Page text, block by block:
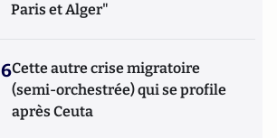
Paris et Alger"
6Cette autre crise migratoire
(semi-orchestrée) qui se profile
après Ceuta